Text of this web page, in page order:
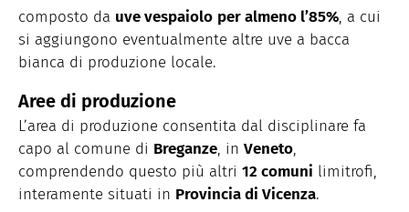
composto da uve vespaiolo per almeno l’85%, a cui
si aggiungono eventualmente altre uve a bacca
bianca di produzione locale.
Aree di produzione
L’area di produzione consentita dal disciplinare fa
capo al comune di Breganze, in Veneto,
comprendendo questo più altri 12 comuni limitrofi,
interamente situati in Provincia di Vicenza.